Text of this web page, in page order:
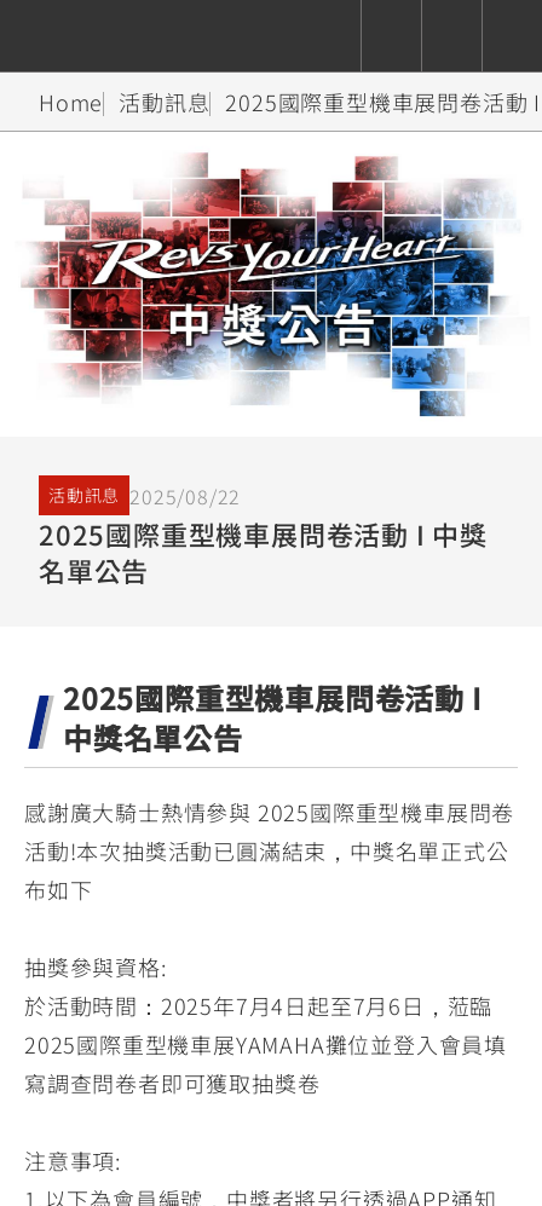
Super
Sport
Hyper
Naked
Sport
Heritage
YZF-R9
550+
YZF-R3
YZF-R15
150
MT-
09
Y-
MT-
09
550+
MT-
MT-
MT-
03
251~549
MT-
15
150
XSR
700
550+
150
Premium Sport FashionAdventureFamily
TMAX
550+
NMAX
AUGUR
150
CYGNUS
XR
150
X
125
150
125
Limi
125
BW'S
125
AXIS
Z /
125
CUXiE
2.5 kw
追蹤愛車
我的愛車 瀏覽紀錄
Home 活動訊息 2025國際重型機車展問卷活動
活動訊息 2025/08/22
2025國際重型機車展問卷活動 I 中獎
名單公告
2025國際重型機車展問卷活動 I
中獎名單公告
感謝廣大騎士熱情參與 2025國際重型機車展問卷
活動!本次抽獎活動已圓滿結束，中獎名單正式公
布如下
抽獎參與資格:
於活動時間：2025年7月4日起至7月6日，蒞臨
2025國際重型機車展YAMAHA攤位並登入會員填
寫調查問卷者即可獲取抽獎卷
注意事項:
1.以下為會員編號，中獎者將另行透過APP通知